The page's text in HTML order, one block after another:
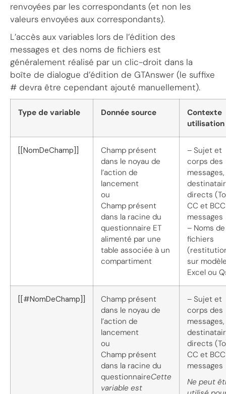
renvoyées par les correspondants (et non les
valeurs envoyées aux correspondants).
L’accès aux variables lors de l’édition des
messages et des noms de fichiers est
généralement réalisé par un clic-droit dans la
boîte de dialogue d’édition de GTAnswer (le suffixe
# devra être cependant ajouté manuellement).
Type de variable Donnée source
Contexte
utilisation
[[NomDeChamp]]
Champ présent
dans le noyau de
l’action de
lancement
ou
Champ présent
dans la racine du
questionnaire ET
alimenté par une
table associée à un
compartiment
– Sujet et
corps des
messages,
directs
CC et
messages
– Noms de
fichiers
sur
Excel ou
[[#NomDeChamp]]
Champ présent
dans le noyau de
l’action de
lancement
ou
Champ présent
dans la racine du
questionnaireCette
variable est
– Sujet et
corps des
messages,
directs
CC et
messages
Ne peut